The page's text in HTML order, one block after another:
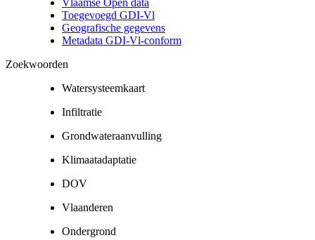
Toegevoegd GDI-Vl
Geografische gegevens
Metadata GDI-Vl-conform
Zoekwoorden
Watersysteemkaart
Infiltratie
Grondwateraanvulling
Klimaatadaptatie
DOV
Vlaanderen
Ondergrond